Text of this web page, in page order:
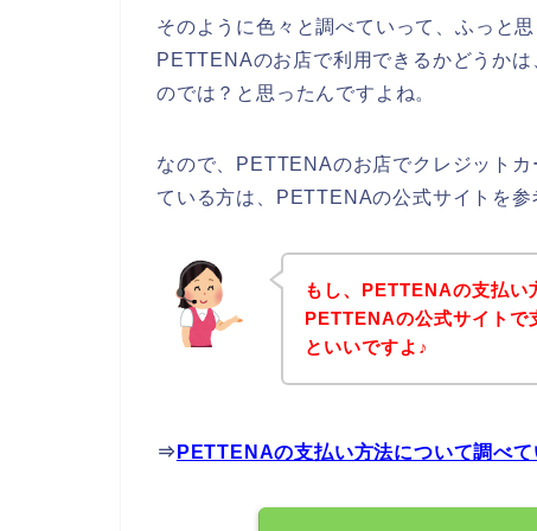
そのように色々と調べていって、ふっと
PETTENAのお店で利用できるかどうか
のでは？と思ったんですよね。
なので、PETTENAのお店でクレジット
ている方は、PETTENAの公式サイトを参
もし、PETTENAの支払い
PETTENAの公式サイトで
といいですよ♪
⇒ PETTENAの支払い方法について調べ